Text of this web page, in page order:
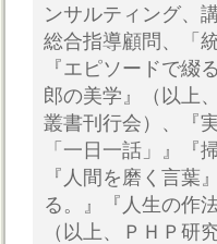
ンサルティング、
総合指導顧問、「
『エピソードで
郎の美学』（以上
叢書刊行会）、『
「一日一話」』『
『人間を磨く言葉
る。』『人生の作
（以上、ＰＨＰ研